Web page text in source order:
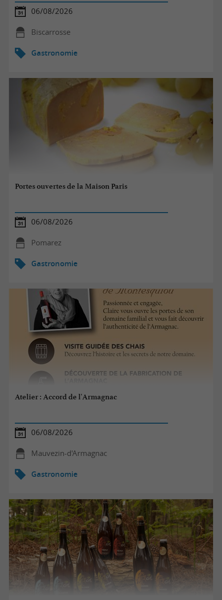
06/08/2026
Biscarrosse
Gastronomie
Portes ouvertes de la Maison Paris
06/08/2026
Pomarez
Gastronomie
Atelier : Accord de l'Armagnac
06/08/2026
Mauvezin-d'Armagnac
Gastronomie